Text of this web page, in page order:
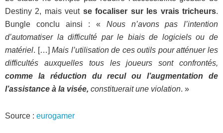
Destiny 2, mais veut se focaliser sur les vrais tricheurs.
Bungle conclu ainsi : « Nous n’avons pas l’intention
d’automatiser la difficulté par le biais de logiciels ou de
matériel. […]Mais l’utilisation de ces outils pour atténuer les
difficultés auxquelles tous les joueurs sont confrontés,
comme la réduction du recul ou l’augmentation de
l’assistance à la visée, constituerait une violation. »
Source : eurogamer